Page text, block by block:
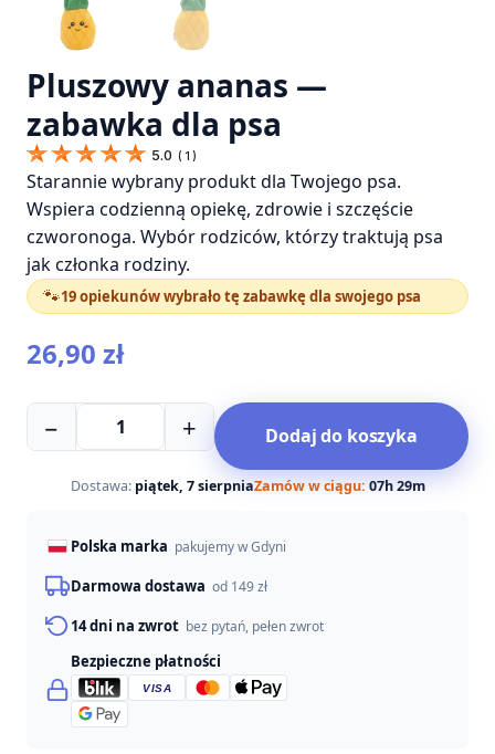
Pluszowy ananas —
zabawka dla psa
5.0 ( 1 )
Starannie wybrany produkt dla Twojego psa.
Wspiera codzienną opiekę, zdrowie i szczęście
czworonoga. Wybór rodziców, którzy traktują psa
jak członka rodziny.
🐾19 opiekunów wybrało tę zabawkę dla swojego psa
26,90 zł
−
ilość
dla
+ Dodaj do koszyka
Dostawa: piątek, 7 sierpniaZamów w ciągu: 07h 29m
Polska marka pakujemy w Gdyni
Darmowa dostawa od 149 zł
14 dni na zwrot bez pytań, pełen zwrot
Bezpieczne płatności
VISA